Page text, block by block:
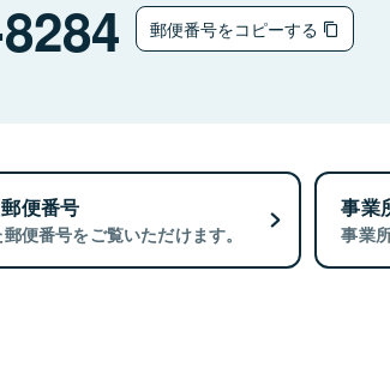
郵便番号をコピーする
便番号
便番号をご覧いただけます。
事業
事業